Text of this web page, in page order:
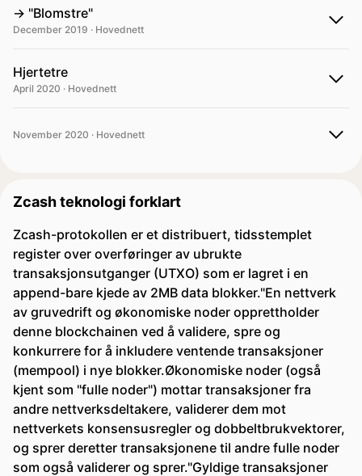
-> "Blomstre"
December 2019 · Hovednett
Hjertetre
April 2020 · Hovednett
November 2020 · Hovednett
Zcash teknologi forklart
Zcash-protokollen er et distribuert, tidsstemplet
register over overføringer av ubrukte
transaksjonsutganger (UTXO) som er lagret i en
append-bare kjede av 2MB data blokker."En nettverk
av gruvedrift og økonomiske noder opprettholder
denne blockchainen ved å validere, spre og
konkurrere for å inkludere ventende transaksjoner
(mempool) i nye blokker.Økonomiske noder (også
kjent som "fulle noder") mottar transaksjoner fra
andre nettverksdeltakere, validerer dem mot
nettverkets konsensusregler og dobbeltbrukvektorer,
og sprer deretter transaksjonene til andre fulle noder
som også validerer og sprer."Gyldige transaksjoner